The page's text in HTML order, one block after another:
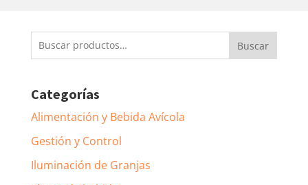
Buscar
por:
Buscar
Categorías
Alimentación y Bebida Avícola
Gestión y Control
Iluminación de Granjas